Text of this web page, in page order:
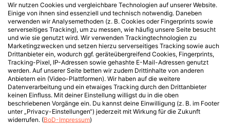
Wir nutzen Cookies und vergleichbare Technologien auf unserer Website.
Einige von ihnen sind essenziell und technisch notwendig. Daneben
verwenden wir Analysemethoden (z. B. Cookies oder Fingerprints sowie
serverseitiges Tracking), um zu messen, wie häufig unsere Seite besucht
und wie sie genutzt wird. Wir verwenden Trackingtechnologien zu
Marketingzwecken und setzen hierzu serverseitiges Tracking sowie auch
Drittanbieter ein, wodurch ggf. geräteübergreifend Cookies, Fingerprints,
Tracking-Pixel, IP-Adressen sowie gehashte E-Mail-Adressen genutzt
werden. Auf unserer Seite betten wir zudem Drittinhalte von anderen
Anbietern ein (Video-Plattformen). Wir haben auf die weitere
Datenverarbeitung und ein etwaiges Tracking durch den Drittanbieter
keinen Einfluss. Mit deiner Einstellung willigst du in die oben
beschriebenen Vorgänge ein. Du kannst deine Einwilligung (z. B. im Footer
unter „Privacy-Einstellungen“) jederzeit mit Wirkung für die Zukunft
widerrufen. (BoD-Impressum)